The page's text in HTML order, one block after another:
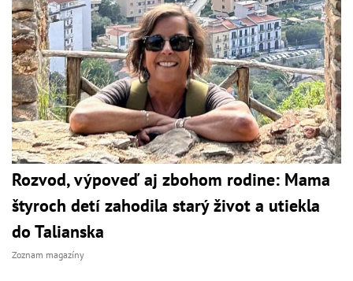
Rozvod, výpoveď aj zbohom rodine: Mama
štyroch detí zahodila starý život a utiekla
do Talianska
Zoznam magazíny